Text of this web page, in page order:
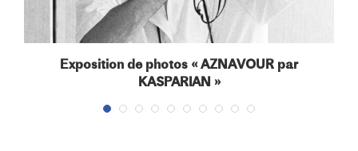
Exposition de photos « AZNAVOUR par
KASPARIAN »